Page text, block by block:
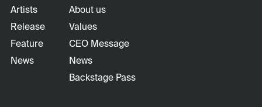
Artists
Release
Feature
News
About us
Values
CEO Message
News
Backstage Pass